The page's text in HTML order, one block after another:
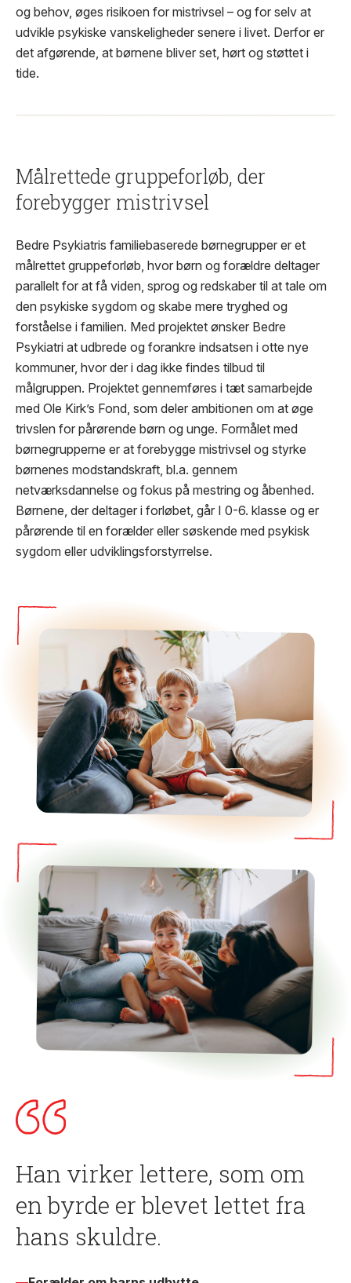
og behov, øges risikoen for mistrivsel – og for selv at
udvikle psykiske vanskeligheder senere i livet. Derfor er
det afgørende, at børnene bliver set, hørt og støttet i
tide.
Målrettede gruppeforløb, der
forebygger mistrivsel
Bedre Psykiatris familiebaserede børnegrupper er et
målrettet gruppeforløb, hvor børn og forældre deltager
parallelt for at få viden, sprog og redskaber til at tale om
den psykiske sygdom og skabe mere tryghed og
forståelse i familien. Med projektet ønsker Bedre
Psykiatri at udbrede og forankre indsatsen i otte nye
kommuner, hvor der i dag ikke findes tilbud til
målgruppen. Projektet gennemføres i tæt samarbejde
med Ole Kirk’s Fond, som deler ambitionen om at øge
trivslen for pårørende børn og unge. Formålet med
børnegrupperne er at forebygge mistrivsel og styrke
børnenes modstandskraft, bl.a. gennem
netværksdannelse og fokus på mestring og åbenhed.
Børnene, der deltager i forløbet, går I 0-6. klasse og er
pårørende til en forælder eller søskende med psykisk
sygdom eller udviklingsforstyrrelse.
Han virker lettere, som om
en byrde er blevet lettet fra
hans skuldre.